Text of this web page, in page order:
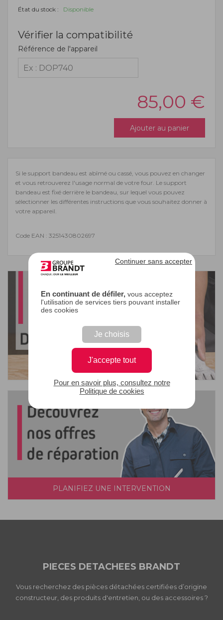
En continuant de défiler,vous acceptez
l'utilisation de services tiers pouvant installer
des cookies
Je choisis
J'accepte tout
Continuer sans accepter
Pour en savoir plus, consultez notre
Politique de cookies
État du stock : Disponible
Vérifier la compatibilité
Référence de l'appareil
85,00 €
Ajouter au panier
Si le support bandeau est abîmé ou cassé, vous pouvez en changer
et vous retrouverez l'usage normal de votre four. Le support
bandeau est fixé derrière le bandeau, sur lequel vous pouvez
sélectionner les différentes instructions que vous souhaitez donner à
votre appareil.
Code EAN : 3251430802697
PLANIFIEZ UNE INTERVENTION
PIECES DETACHEES BRANDT
Vous recherchez des pièces détachées certifiées d’origine
constructeur, des produits d'entretien, ou des accessoires ?